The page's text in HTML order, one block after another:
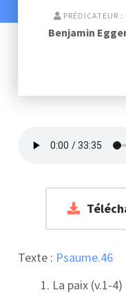
PRÉDICATEUR :
Benjamin
Texte : Psaume.46
La paix (v.1-4)